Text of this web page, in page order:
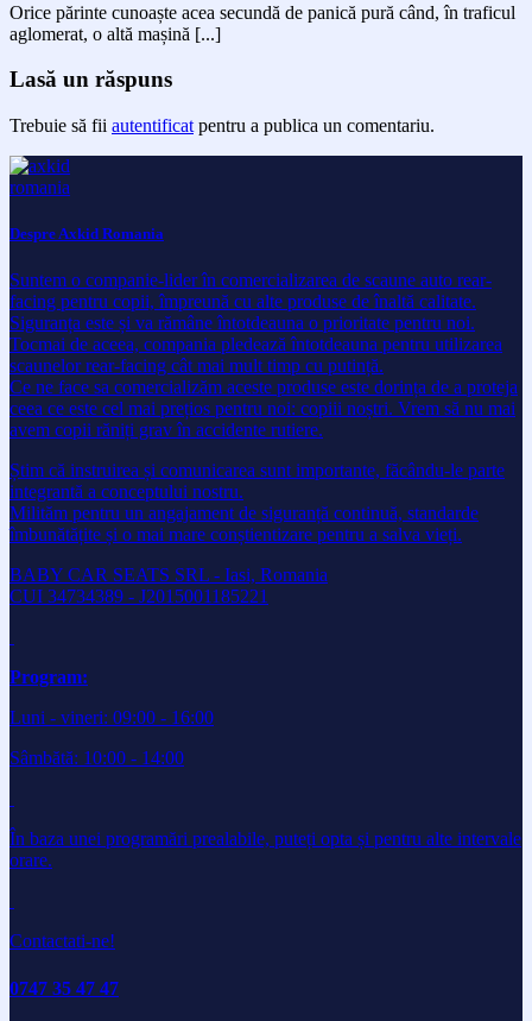
Orice părinte cunoaște acea secundă de panică pură când, în traficul
aglomerat, o altă mașină [...]
Lasă un răspuns
Trebuie să fii autentificat pentru a publica un comentariu.
Despre Axkid Romania
Suntem o companie-lider în comercializarea de scaune auto rear-
facing pentru copii, împreună cu alte produse de înaltă calitate.
Siguranța este și va rămâne întotdeauna o prioritate pentru noi.
Tocmai de aceea, compania pledează întotdeauna pentru utilizarea
scaunelor rear-facing cât mai mult timp cu putință.
Ce ne face sa comercializăm aceste produse este dorința de a proteja
ceea ce este cel mai prețios pentru noi: copiii noștri. Vrem să nu mai
avem copii răniți grav în accidente rutiere.
Știm că instruirea și comunicarea sunt importante, făcându-le parte
integrantă a conceptului nostru.
Milităm pentru un angajament de siguranță continuă, standarde
îmbunătățite și o mai mare conștientizare pentru a salva vieți.
BABY CAR SEATS SRL - Iasi, Romania
CUI 34734389 - J2015001185221
Program:
Luni - vineri: 09:00 - 16:00
Sâmbătă: 10:00 - 14:00
În baza unei programări prealabile, puteți opta și pentru alte intervale
orare.
Contactati-ne!
0747 35 47 47